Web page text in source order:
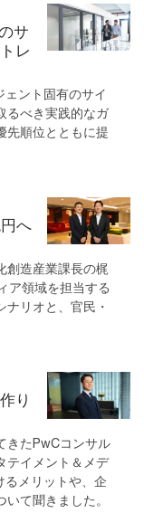
サ
レ
ント固有のサイ
るべき実践的なガ
先順位とともに提
へ
創造産業課長の梶
ア領域を担当する
リオと、官民・
り
きたPwCコンサル
テイメント＆メデ
るメリットや、企
て聞きました。